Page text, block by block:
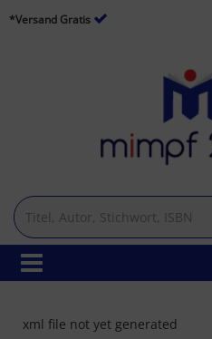
*Versand Gratis
xml file not yet generated